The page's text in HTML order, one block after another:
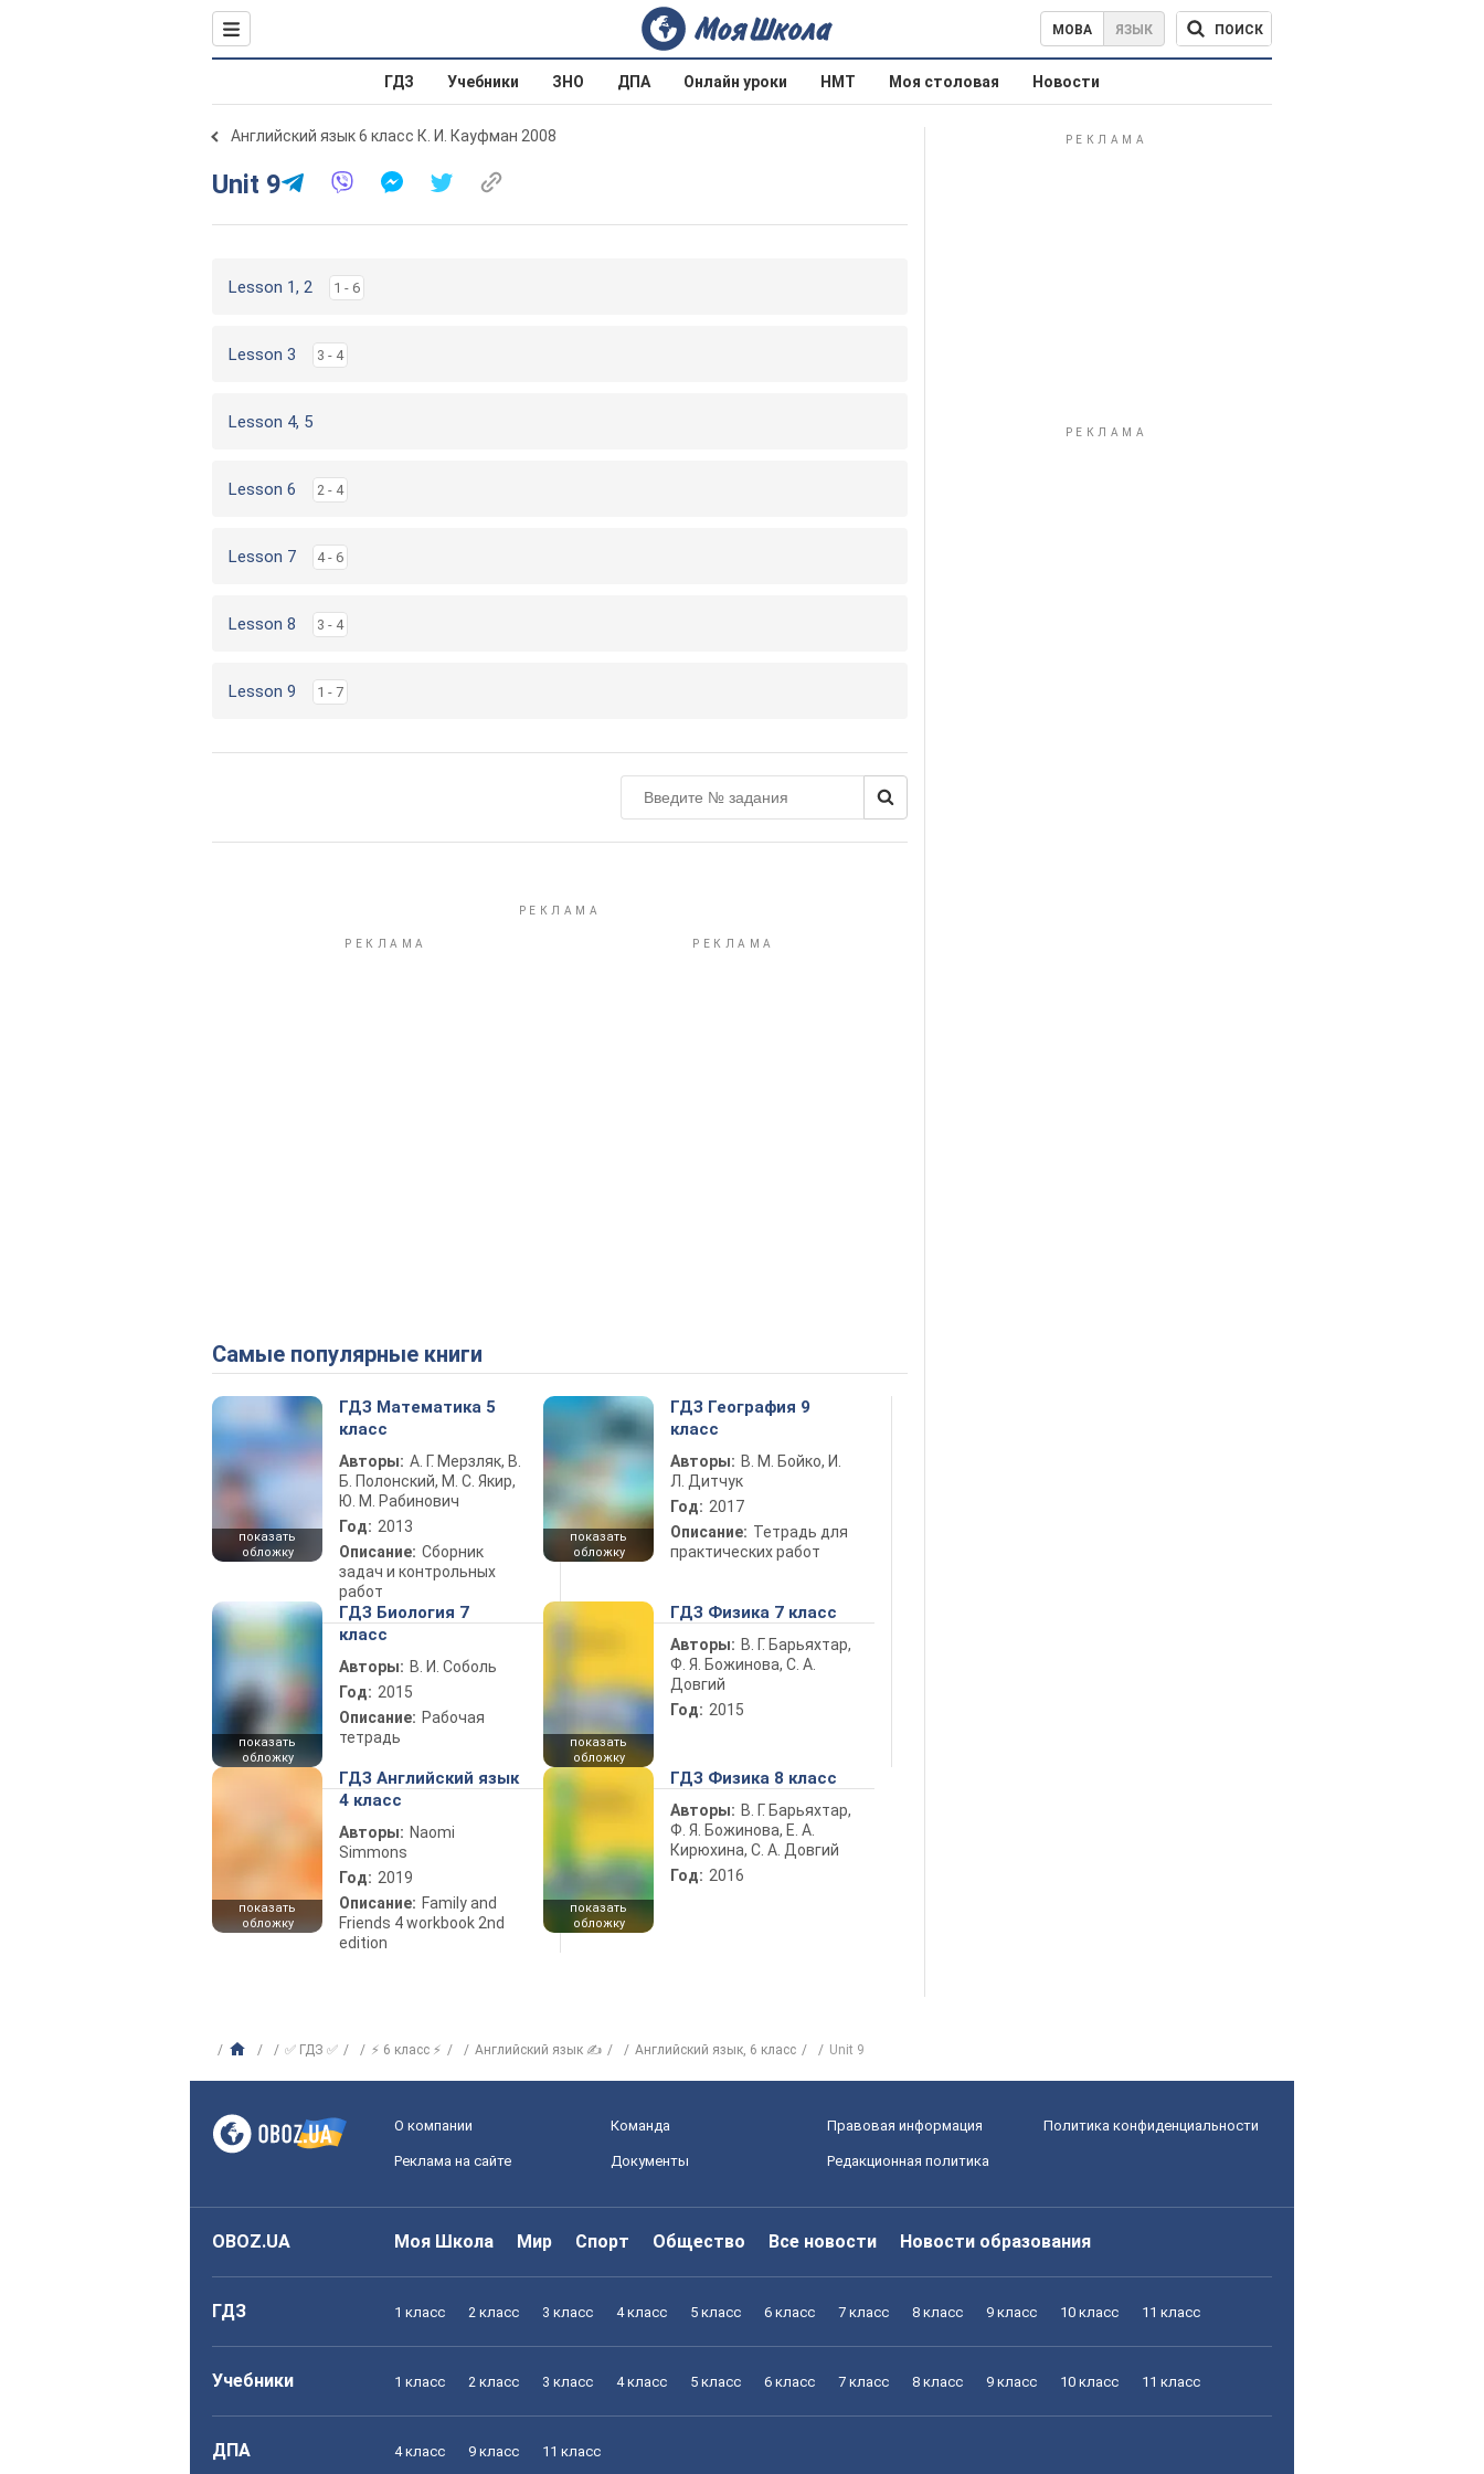
МОВА ЯЗЫК ПОИСК
ГДЗ Учебники ЗНО ДПА Онлайн уроки НМТ Моя столовая Новости
Английский язык 6 класс К. И. Кауфман 2008
Unit 9
Lesson 1, 2 1 - 6
Lesson 3 3 - 4
Lesson 4, 5
Lesson 6 2 - 4
Lesson 7 4 - 6
Lesson 8 3 - 4
Lesson 9 1 - 7
Самые популярные книги
показать
обложку
ГДЗ Математика 5
класс
Авторы: А. Г. Мерзляк, В.
Б. Полонский, М. С. Якир,
Ю. М. Рабинович
Год: 2013
Описание: Сборник
задач и контрольных
работ
показать
обложку
ГДЗ География 9
класс
Авторы: В. М. Бойко, И.
Л. Дитчук
Год: 2017
Описание: Тетрадь для
практических работ
показать
обложку
ГДЗ Биология 7
класс
Авторы: В. И. Соболь
Год: 2015
Описание: Рабочая
тетрадь
показать
обложку
ГДЗ Физика 7 класс
Авторы: В. Г. Барьяхтар,
Ф. Я. Божинова, С. А.
Довгий
Год: 2015
показать
обложку
ГДЗ Английский язык
4 класс
Авторы: Naomi
Simmons
Год: 2019
Описание: Family and
Friends 4 workbook 2nd
edition
показать
обложку
ГДЗ Физика 8 класс
Авторы: В. Г. Барьяхтар,
Ф. Я. Божинова, Е. А.
Кирюхина, С. А. Довгий
Год: 2016
✅ ГДЗ ✅ ⚡ 6 класс ⚡ Английский язык ✍ Английский язык, 6 класс Unit 9
О компании Команда Правовая информация Политика конфиденциальности
Реклама на сайте Документы Редакционная политика
OBOZ.UA Моя Школа Мир Спорт Общество Все новости Новости образования
ГДЗ 1 класс 2 класс 3 класс 4 класс 5 класс 6 класс 7 класс 8 класс 9 класс 10 класс 11 класс
Учебники 1 класс 2 класс 3 класс 4 класс 5 класс 6 класс 7 класс 8 класс 9 класс 10 класс 11 класс
ДПА 4 класс 9 класс 11 класс